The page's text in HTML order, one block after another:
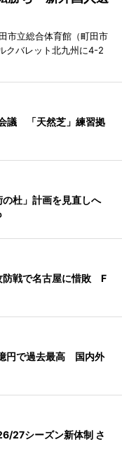
市立総合体育館（町田市
クバレット北九州に4-2
議 「天然芝」練習拠
の杜」計画を見直しへ
防戦で名古屋に惜敗 F
円で過去最高 国内外
27シーズン新体制 さ